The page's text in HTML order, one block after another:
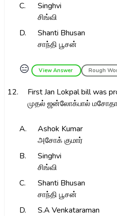
C.
Singhvi
சிங்வி
D.
Shanti Bhusan
சாந்தி பூசன்
😑 View Answer Rough
12.
First Jan Lokpal bill was
முதல் ஜன்லோக்பால் மசோதா
A.
Ashok Kumar
அசோக் குமார்
B.
Singhvi
சிங்வி
C.
Shanti Bhusan
சாந்தி பூசன்
D.
S.A Venkataraman